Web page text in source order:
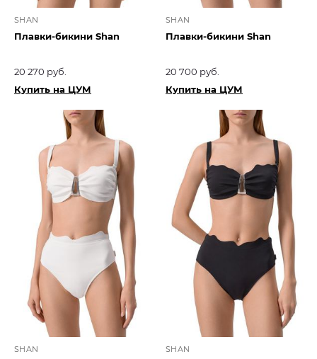
SHAN
Плавки-бикини Shan
20 270 руб.
Купить на ЦУМ
SHAN
Плавки-бикини Shan
20 700 руб.
Купить на ЦУМ
SHAN SHAN